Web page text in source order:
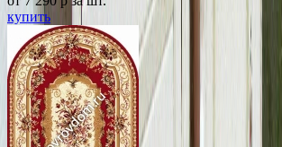
купить